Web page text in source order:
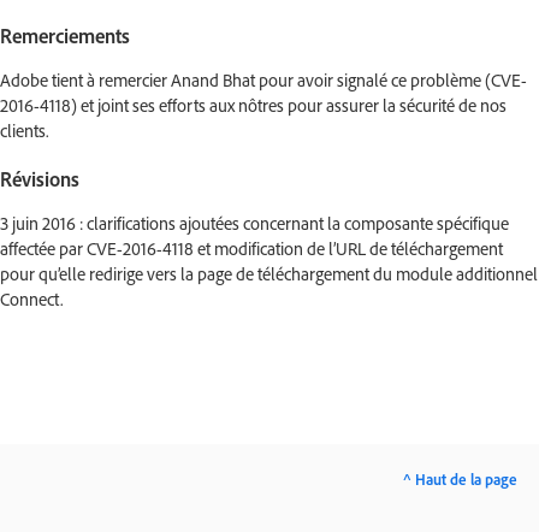
Remerciements
Adobe tient à remercier Anand Bhat pour avoir signalé ce problème (CVE-
2016-4118) et joint ses efforts aux nôtres pour assurer la sécurité de nos
clients.
Révisions
3 juin 2016 : clarifications ajoutées concernant la composante spécifique
affectée par CVE-2016-4118 et modification de l’URL de téléchargement
pour qu’elle redirige vers la page de téléchargement du module additionnel
Connect.
^ Haut de la page